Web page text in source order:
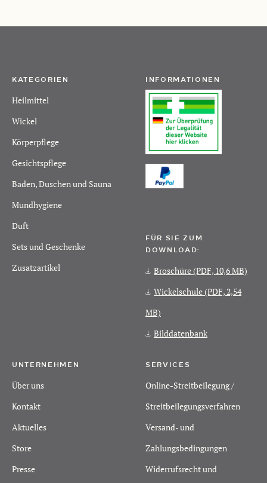
KATEGORIEN
Heilmittel
Wickel
Körperpflege
Gesichtspflege
Baden, Duschen und Sauna
Mundhygiene
Duft
Sets und Geschenke
Zusatzartikel
UNTERNEHMEN
Über uns
Kontakt
Aktuelles
Store
Presse
SERVICES
Online-Streitbeilegung /
Streitbeilegungsverfahren
Versand- und
Zahlungsbedingungen
Widerrufsrecht und
INFORMATIONEN
FÜR SIE ZUM
DOWNLOAD:
Broschüre (PDF, 10,6 MB)
Wickelschule (PDF, 2,54
MB)
Bilddatenbank